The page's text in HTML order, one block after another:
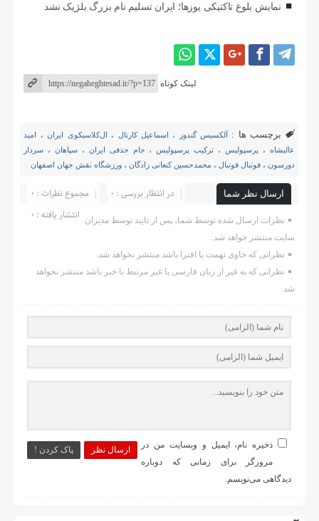
نمایش بلوغ تاکتیکی یوزها؛ ایران تسلیم نام بزرگ بلژیک نشد
لینک کوتاه
برچسب ها : آلکسیس گندوز ، اسماعیل کارتال ، ال‌کلاسیکوی ایران،
امید
عالیشاه ، پرسپولیس ، ترکیب پرسپولیس ، جام حذفی ایران ، سپاهان ، سردار
دورسون ،فوتبال فوتبال ، محمدحسین کنعانی زادگان ،ورزشگاه نقش جهان اصفهان
ارسال نظر شما مجموع نظرات : 0
در انتظار بررسی : 0
انتشار یافته : ۰
نظرات ارسال شده توسط شما، پس از تایید توسط مدیران
سایت منتشر خواهد شد.
نظراتی که حاوی تهمت یا افترا باشد منتشر نخواهد شد.
نظراتی که به غیر از زبان فارسی یا غیر مرتبط با خبر باشد منتشر نخواهد
شد.
ارسال نظر پاک کردن !
ذخیره نام، ایمیل و وبسایت من در
مرورگر برای زمانی که دوباره
دیدگاهی می‌نویسم.